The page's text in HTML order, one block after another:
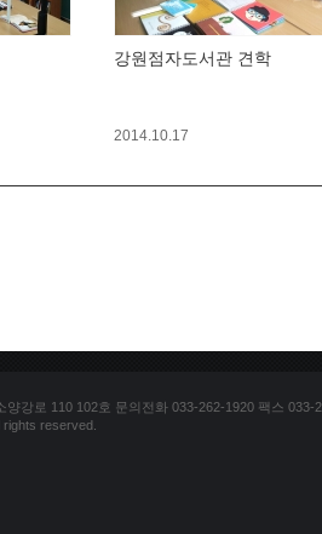
강원점자도서관 견학
2014.10.17
양강로 110 102호 문의전화 033-262-1920 팩스 033-
reserved.